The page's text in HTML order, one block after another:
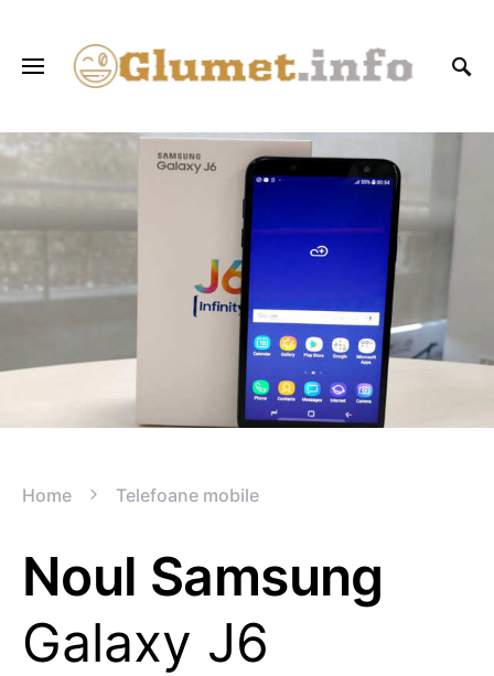
Home Telefoane mobile
Noul Samsung
Galaxy J6